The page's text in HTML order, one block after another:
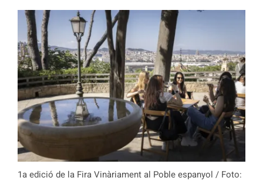
1a edició de la Fira Vinàriament al Poble espanyol / Foto: